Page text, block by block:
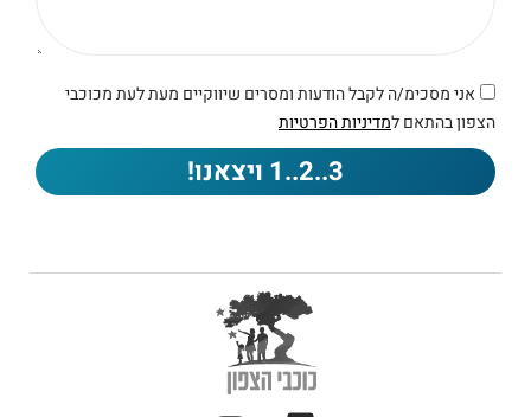
אני מסכימ/ה לקבל הודעות ומסרים שיווקיים מעת לעת מכוכבי
הצפון בהתאם למדיניות הפרטיות
3..2..1 ויצאנו!